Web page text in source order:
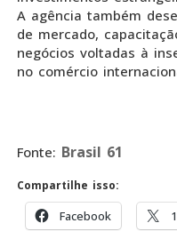
A agência também
de mercado,
negócios voltadas à
no comércio
Fonte: Brasil 61
Compartilhe isso:
Facebook